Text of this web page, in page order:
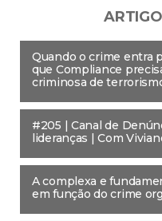
Quando o crime entra
que Compliance
criminosa de
#205 | Canal de
lideranças | Com
A complexa e
em função do crime